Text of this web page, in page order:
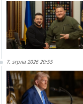
7. srpna 2026 20:55